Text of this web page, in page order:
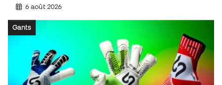
6 août 2026
Gants